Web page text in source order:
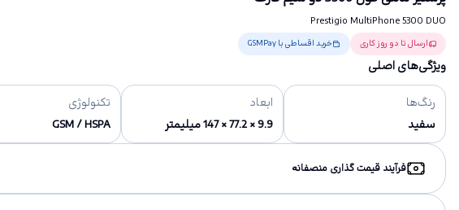
Prestigio MultiPhone 5300 DUO
ارسال تا دو روز کاری خرید اقساطی با GSMPay
ویژگی‌های اصلی
رنگ‌ها
سفید
ابعاد
9.9 × 77.2 × 147 میلیمتر
تکنولوژی
GSM / HSPA
فرآیند قیمت گذاری منصفانه